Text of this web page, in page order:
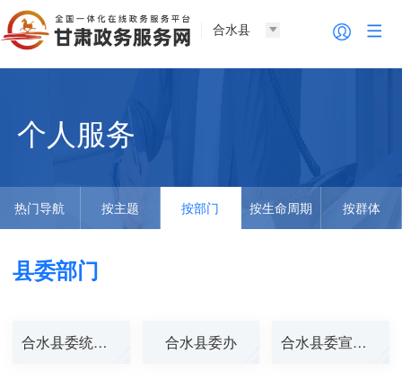
合水县
个人服务
热门导航 按主题 按部门 按生命周期 按群体
县委部门
合水县委统战部 合水县委办 合水县委宣传部